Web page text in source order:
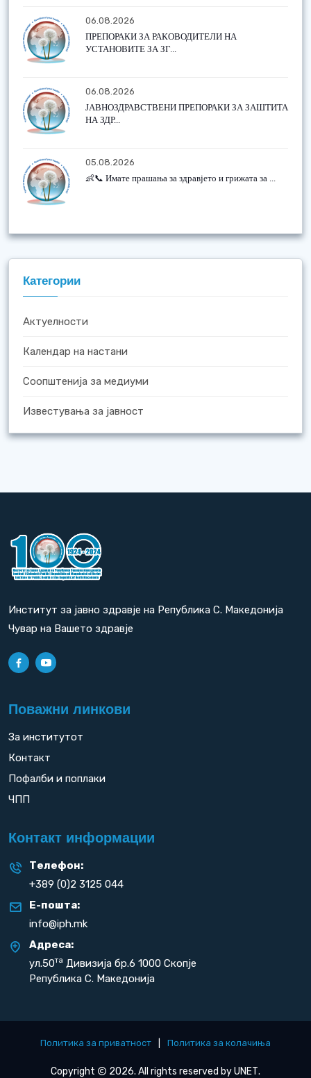
06.08.2026
ПРЕПОРАКИ ЗА РАКОВОДИТЕЛИ НА
УСТАНОВИТЕ ЗА ЗГ...
06.08.2026
ЈАВНОЗДРАВСТВЕНИ ПРЕПОРАКИ ЗА ЗАШТИТА
НА ЗДР...
05.08.2026
👶📞 Имате прашања за здравјето и грижата за ...
Категории
Актуелности
Календар на настани
Соопштенија за медиуми
Известувања за јавност
Институт за јавно здравје на Република С. Македонија
Чувар на Вашето здравје
Поважни линкови
За институтот
Контакт
Пофалби и поплаки
ЧПП
Контакт информации
Телефон:
+389 (0)2 3125 044
Е-пошта:
info@iph.mk
Адреса:
ул.50та Дивизија бр.6 1000 Скопје
Република С. Македонија
Политика за приватност Политика за колачиња
Copyright 2026. All rights reserved byUNET.